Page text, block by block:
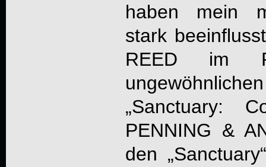
haben mein
stark
REED im
„Sanctuary:
PENNING &
den